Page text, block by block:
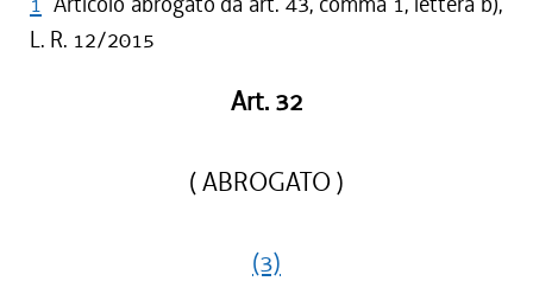
L. R. 12/2015
Art. 32
( ABROGATO )
(3)